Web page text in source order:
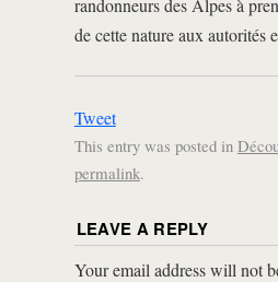
randonneurs des Alpes à
de cette nature aux autorités
Tweet
This entry was posted in
permalink.
LEAVE A REPLY
Your email address will not